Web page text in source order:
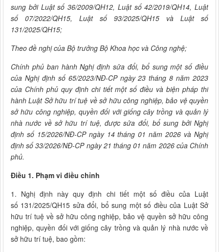
sung bởi Luật số 36/2009/QH12, Luật số 42/2019/QH14, Luật
số 07/2022/QH15, Luật số 93/2025/QH15 và Luật số
131/2025/QH15;
Theo đề nghị của Bộ trưởng Bộ Khoa học và Công nghệ;
Chính phủ ban hành Nghị định sửa đổi, bổ sung một số điều
của Nghị định số 65/2023/NĐ-CP ngày 23 tháng 8 năm 2023
của Chính phủ quy định chi tiết một số điều và biện pháp thi
hành Luật Sở hữu trí tuệ về sở hữu công nghiệp, bảo vệ quyền
sở hữu công nghiệp, quyền đối với giống cây trồng và quản lý
nhà nước về sở hữu trí tuệ, được sửa đổi, bổ sung bởi Nghị
định số 15/2026/NĐ-CP ngày 14 tháng 01 năm 2026 và Nghị
định số 33/2026/NĐ-CP ngày 21 tháng 01 năm 2026 của Chính
phủ.
Điều 1. Phạm vi điều chỉnh
1. Nghị định này quy định chi tiết một số điều của Luật
số 131/2025/QH15 sửa đổi, bổ sung một số điều của Luật Sở
hữu trí tuệ về sở hữu công nghiệp, bảo vệ quyền sở hữu công
nghiệp, quyền đối với giống cây trồng và quản lý nhà nước về
sở hữu trí tuệ, bao gồm: